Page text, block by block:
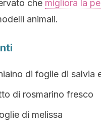
che migliora la
animali.
di foglie di salvia
di rosmarino fresco
di melissa